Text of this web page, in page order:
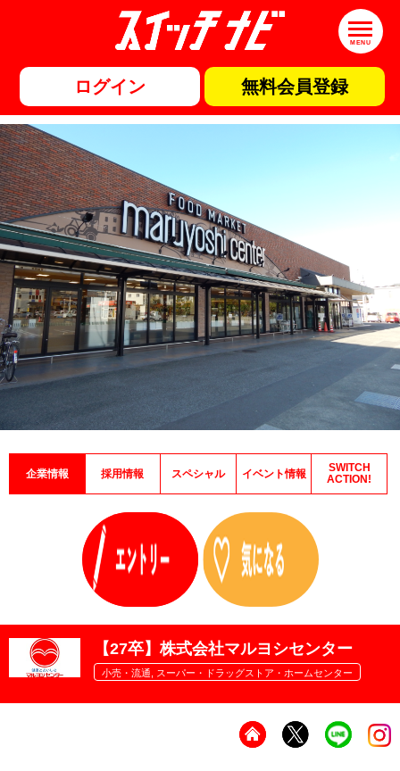
ログイン 無料会員登録
MENU
企業情報 採用情報 スペシャル イベント情報
SWITCH
ACTION!
【27卒】株式会社マルヨシセンター
小売・流通, スーパー・ドラッグストア・ホームセンター